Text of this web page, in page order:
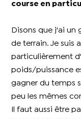
course en
Disons que j'ai
de terrain. Je suis
particulièrement
poids/puissance
gagner du temps
peu les mêmes
Il faut aussi être